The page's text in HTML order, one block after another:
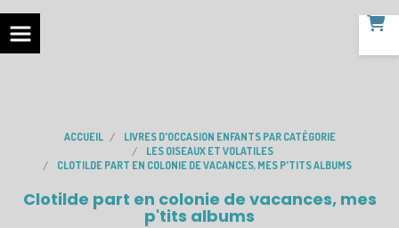
ACCUEIL
LIVRES D'OCCASION ENFANTS PAR CATÉGORIE
LES OISEAUX ET VOLATILES
CLOTILDE PART EN COLONIE DE VACANCES, MES P'TITS ALBUMS
Clotilde part en colonie de vacances, mes
p'tits albums